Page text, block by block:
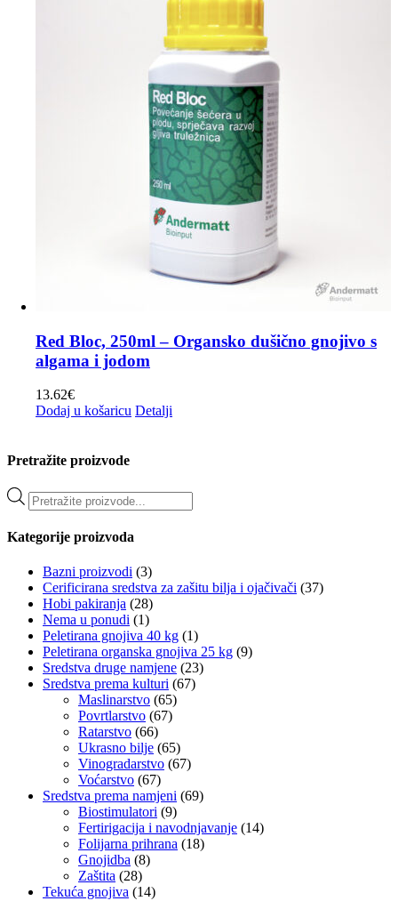
Red Bloc, 250ml – Organsko dušično gnojivo s
algama i jodom
13.62€
Dodaj u košaricu Detalji
Pretražite proizvode
Products
search
Kategorije proizvoda
Bazni proizvodi (3)
Cerificirana sredstva za zašitu bilja i ojačivači (37)
Hobi pakiranja (28)
Nema u ponudi (1)
Peletirana gnojiva 40 kg (1)
Peletirana organska gnojiva 25 kg (9)
Sredstva druge namjene (23)
Sredstva prema kulturi (67)
Maslinarstvo (65)
Povrtlarstvo (67)
Ratarstvo (66)
Ukrasno bilje (65)
Vinogradarstvo (67)
Voćarstvo (67)
Sredstva prema namjeni (69)
Biostimulatori (9)
Fertirigacija i navodnjavanje (14)
Folijarna prihrana (18)
Gnojidba (8)
Zaštita (28)
Tekuća gnojiva (14)